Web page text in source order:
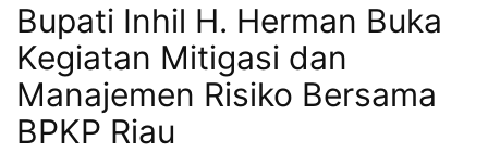
Bupati Inhil H. Herman Buka
Kegiatan Mitigasi dan
Manajemen Risiko Bersama
BPKP Riau